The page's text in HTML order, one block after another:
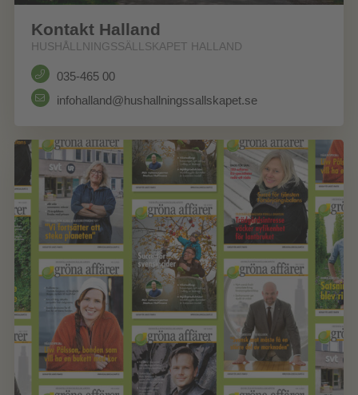
Kontakt Halland
HUSHÅLLNINGSSÄLLSKAPET HALLAND
035-465 00
infohalland@hushallningssallskapet.se